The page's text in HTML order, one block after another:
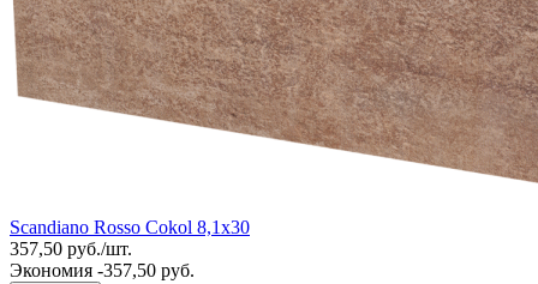
Scandiano Rosso Cokol 8,1x30
357,50 руб./шт.
Экономия -357,50 руб.